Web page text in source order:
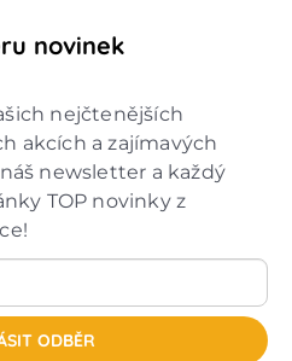
novinek
nejčtenějších
akcích a zajímavých
newsletter a každý
TOP novinky z
ODBĚR